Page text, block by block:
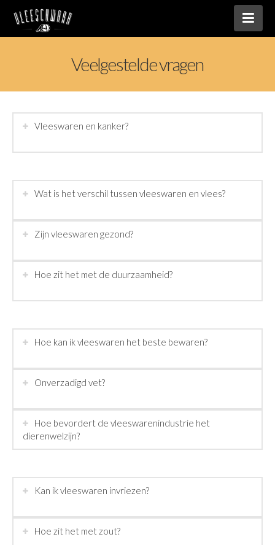
Veelgestelde vragen
Vleeswaren en kanker?
Wat is het verschil tussen vleeswaren en vlees?
Zijn vleeswaren gezond?
Hoe zit het met de duurzaamheid?
Hoe kan ik vleeswaren het beste bewaren?
Onverzadigd vet?
Hoe bevordert de vleeswarenindustrie het
dierenwelzijn?
Kan ik vleeswaren invriezen?
Hoe zit het met zout?